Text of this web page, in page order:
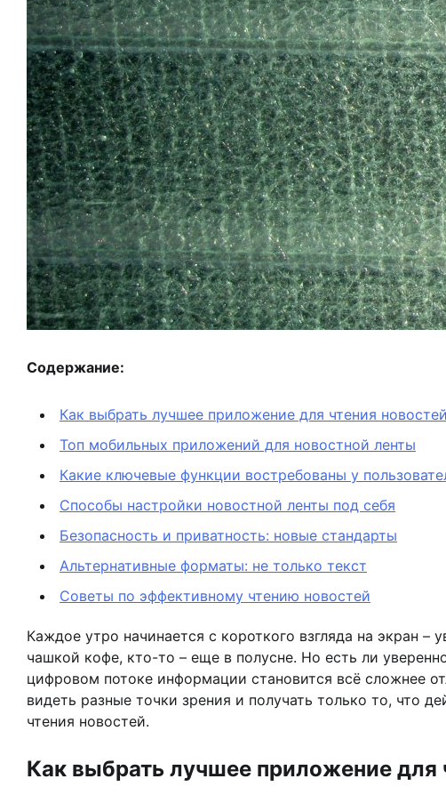
Содержание:
Как выбрать лучшее приложение для чтения
Топ мобильных приложений для новостной ленты
Какие ключевые функции востребованы у
Способы настройки новостной ленты под себя
Безопасность и приватность: новые стандарты
Альтернативные форматы: не только текст
Советы по эффективному чтению новостей
Каждое утро начинается с короткого взгляда на экран
чашкой кофе, кто-то – еще в полусне. Но есть ли
цифровом потоке информации становится всё сложнее
видеть разные точки зрения и получать только то, что
чтения новостей.
Как выбрать лучшее приложение для